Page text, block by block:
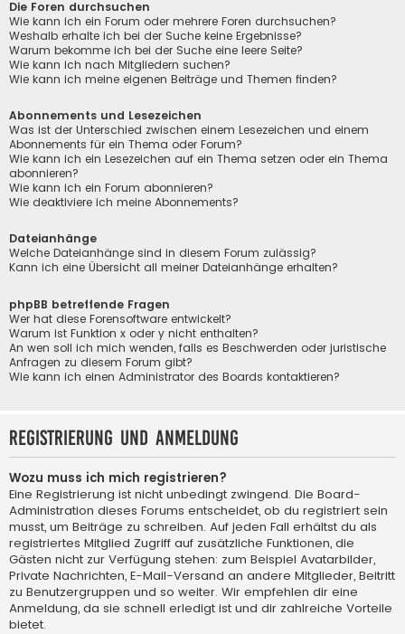
Die Foren durchsuchen
Wie kann ich ein Forum oder mehrere Foren durchsuchen?
Weshalb erhalte ich bei der Suche keine Ergebnisse?
Warum bekomme ich bei der Suche eine leere Seite?
Wie kann ich nach Mitgliedern suchen?
Wie kann ich meine eigenen Beiträge und Themen finden?
Abonnements und Lesezeichen
Was ist der Unterschied zwischen einem Lesezeichen und einem
Abonnements für ein Thema oder Forum?
Wie kann ich ein Lesezeichen auf ein Thema setzen oder ein Thema
abonnieren?
Wie kann ich ein Forum abonnieren?
Wie deaktiviere ich meine Abonnements?
Dateianhänge
Welche Dateianhänge sind in diesem Forum zulässig?
Kann ich eine Übersicht all meiner Dateianhänge erhalten?
phpBB betreffende Fragen
Wer hat diese Forensoftware entwickelt?
Warum ist Funktion x oder y nicht enthalten?
An wen soll ich mich wenden, falls es Beschwerden oder juristische
Anfragen zu diesem Forum gibt?
Wie kann ich einen Administrator des Boards kontaktieren?
Registrierung und Anmeldung
Wozu muss ich mich registrieren?
Eine Registrierung ist nicht unbedingt zwingend. Die Board-
Administration dieses Forums entscheidet, ob du registriert sein
musst, um Beiträge zu schreiben. Auf jeden Fall erhältst du als
registriertes Mitglied Zugriff auf zusätzliche Funktionen, die
Gästen nicht zur Verfügung stehen: zum Beispiel Avatarbilder,
Private Nachrichten, E-Mail-Versand an andere Mitglieder, Beitritt
zu Benutzergruppen und so weiter. Wir empfehlen dir eine
Anmeldung, da sie schnell erledigt ist und dir zahlreiche Vorteile
bietet.